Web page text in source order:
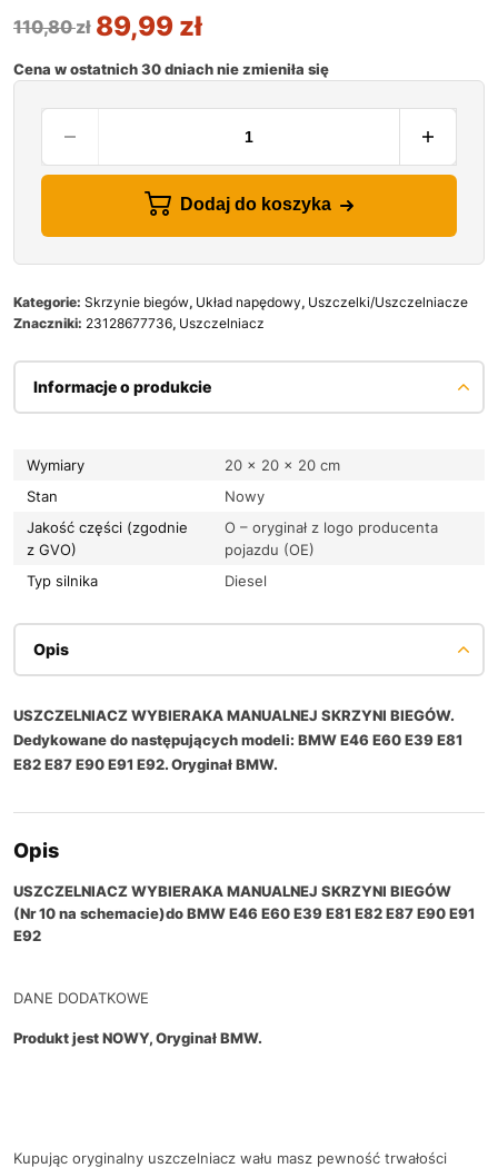
110,80zł 89,99 zł
Cena w ostatnich 30 dniach nie zmieniła się
Dodaj do koszyka
Kategorie: Skrzynie biegów, Układ napędowy, Uszczelki/Uszczelniacze
Znaczniki: 23128677736, Uszczelniacz
Informacje o produkcie
Wymiary
20 × 20 × 20 cm
Stan
Nowy
Jakość części (zgodnie
z GVO)
O – oryginał z logo producenta
pojazdu (OE)
Typ silnika
Diesel
Opis
USZCZELNIACZ WYBIERAKA MANUALNEJ SKRZYNI BIEGÓW.
Dedykowane do następujących modeli: BMW E46 E60 E39 E81
E82 E87 E90 E91 E92. Oryginał BMW.
Opis
USZCZELNIACZ WYBIERAKA MANUALNEJ SKRZYNI BIEGÓW
(Nr 10 na schemacie)do BMW E46 E60 E39 E81 E82 E87 E90 E91
E92
DANE DODATKOWE
Produkt jest NOWY, Oryginał BMW.
Kupując oryginalny uszczelniacz wału masz pewność trwałości